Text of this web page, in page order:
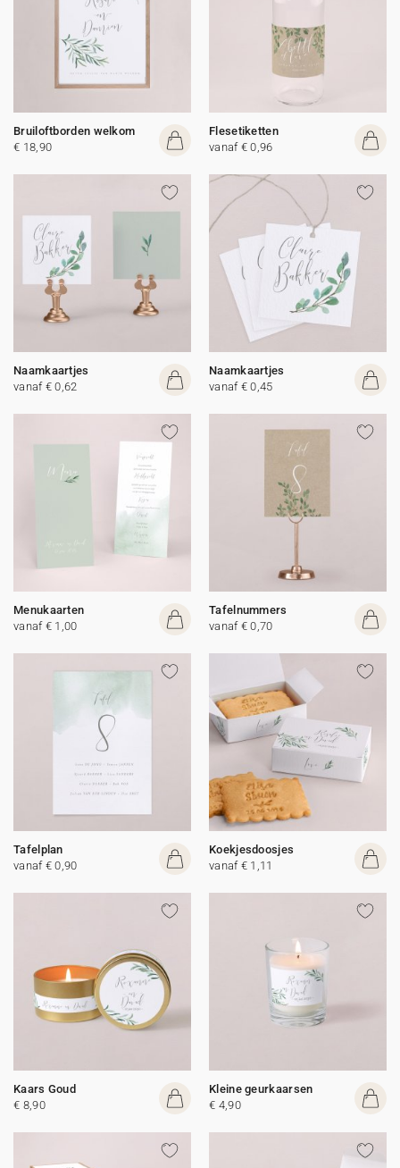
Bruiloftborden welkom
€ 18,90
Flesetiketten
vanaf € 0,96
Naamkaartjes
vanaf € 0,62
Naamkaartjes
vanaf € 0,45
Menukaarten
vanaf € 1,00
Tafelnummers
vanaf € 0,70
Tafelplan
vanaf € 0,90
Koekjesdoosjes
vanaf € 1,11
Kaars Goud
€ 8,90
Kleine geurkaarsen
€ 4,90